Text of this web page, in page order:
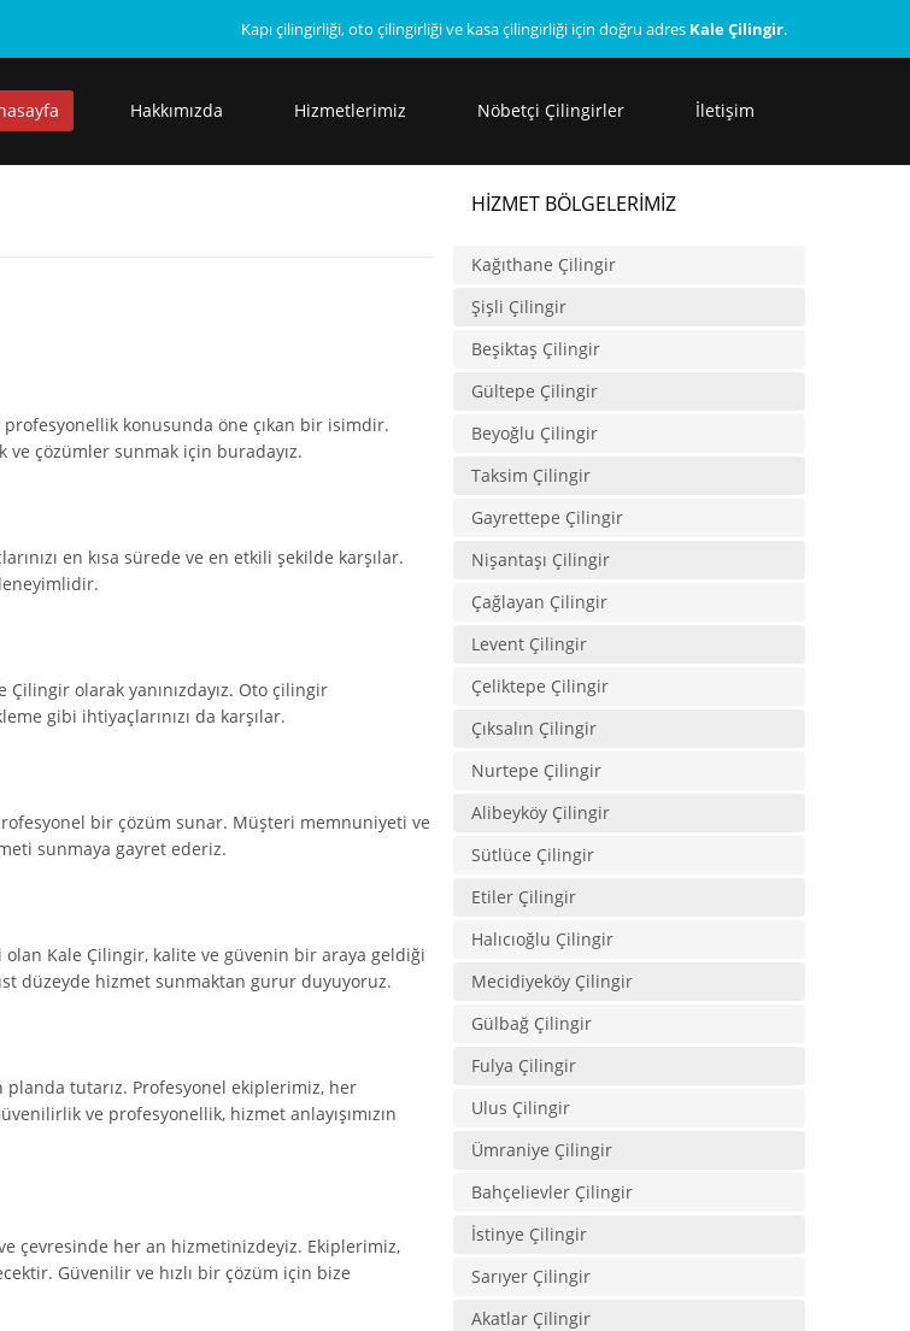
Kapı çilingirliği, oto çilingirliği ve kasa çilingirliği için doğru adres Kale Çilingir.
Hakkımızda Hizmetlerimiz Nöbetçi Çilingirler İletişim
konusunda öne çıkan bir isimdir.
çözümler sunmak için buradayız.
en kısa sürede ve en etkili şekilde karşılar.
Çilingir olarak yanınızdayız. Oto çilingir
gibi ihtiyaçlarınızı da karşılar.
bir çözüm sunar. Müşteri memnuniyeti ve
sunmaya gayret ederiz.
Kale Çilingir, kalite ve güvenin bir araya geldiği
düzeyde hizmet sunmaktan gurur duyuyoruz.
tutarız. Profesyonel ekiplerimiz, her
ve profesyonellik, hizmet anlayışımızın
çevresinde her an hizmetinizdeyiz. Ekiplerimiz,
Güvenilir ve hızlı bir çözüm için bize
HIZMET BÖLGELERIMIZ
Kağıthane Çilingir
Şişli Çilingir
Beşiktaş Çilingir
Gültepe Çilingir
Beyoğlu Çilingir
Taksim Çilingir
Gayrettepe Çilingir
Nişantaşı Çilingir
Çağlayan Çilingir
Levent Çilingir
Çeliktepe Çilingir
Çıksalın Çilingir
Nurtepe Çilingir
Alibeyköy Çilingir
Sütlüce Çilingir
Etiler Çilingir
Halıcıoğlu Çilingir
Mecidiyeköy Çilingir
Gülbağ Çilingir
Fulya Çilingir
Ulus Çilingir
Ümraniye Çilingir
Bahçelievler Çilingir
İstinye Çilingir
Sarıyer Çilingir
Akatlar Çilingir